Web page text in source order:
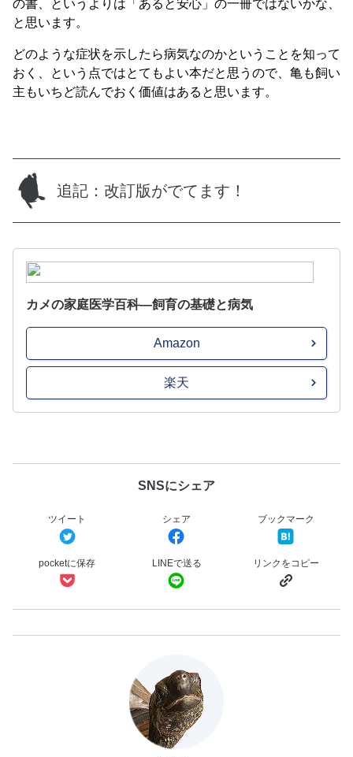
の書、というよりは「あると安心」の一冊ではないかな、
と思います。
どのような症状を示したら病気なのかということを知って
おく、という点ではとてもよい本だと思うので、亀も飼い
主もいちど読んでおく価値はあると思います。
追記：改訂版がでてます！
カメの家庭医学百科―飼育の基礎と病気
Amazon
楽天
SNSにシェア